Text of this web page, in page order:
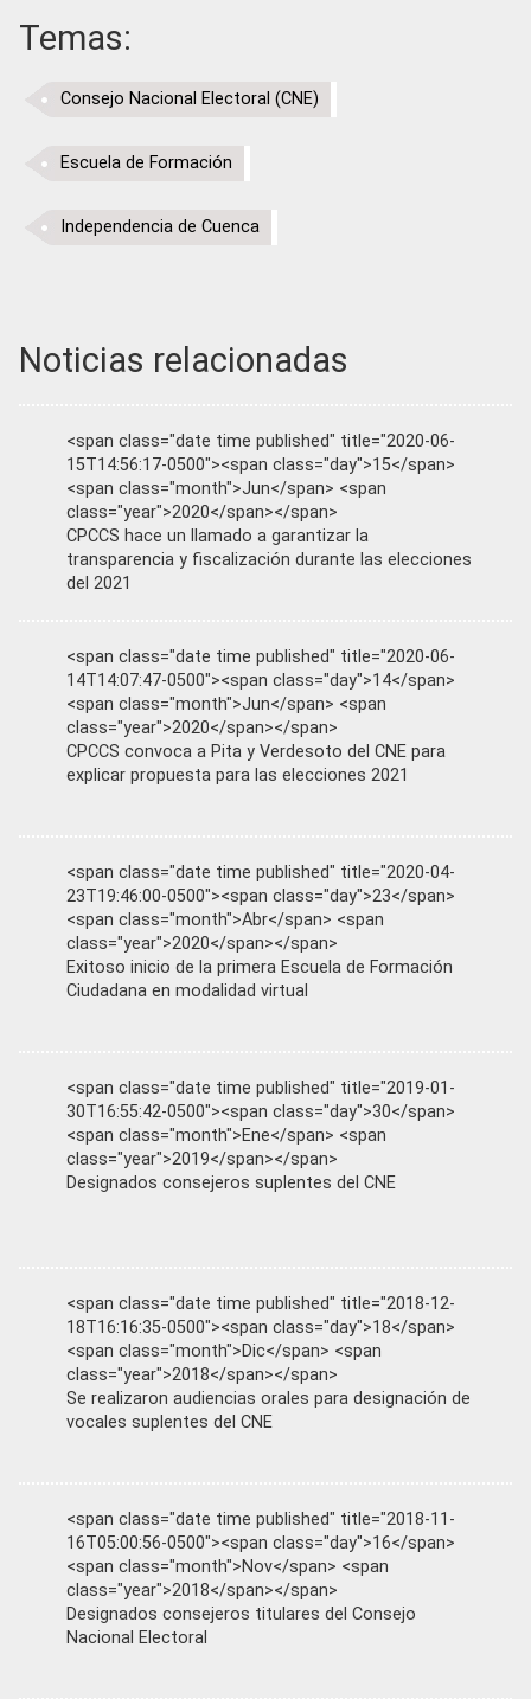
Temas:
Consejo Nacional Electoral (CNE)
Escuela de Formación
Independencia de Cuenca
Noticias relacionadas
<span class="date time published" title="2020-06-
15T14:56:17-0500"><span class="day">15</span>
<span class="month">Jun</span> <span
class="year">2020</span></span>
CPCCS hace un llamado a garantizar la
transparencia y fiscalización durante las elecciones
del 2021
<span class="date time published" title="2020-06-
14T14:07:47-0500"><span class="day">14</span>
<span class="month">Jun</span> <span
class="year">2020</span></span>
CPCCS convoca a Pita y Verdesoto del CNE para
explicar propuesta para las elecciones 2021
<span class="date time published" title="2020-04-
23T19:46:00-0500"><span class="day">23</span>
<span class="month">Abr</span> <span
class="year">2020</span></span>
Exitoso inicio de la primera Escuela de Formación
Ciudadana en modalidad virtual
<span class="date time published" title="2019-01-
30T16:55:42-0500"><span class="day">30</span>
<span class="month">Ene</span> <span
class="year">2019</span></span>
Designados consejeros suplentes del CNE
<span class="date time published" title="2018-12-
18T16:16:35-0500"><span class="day">18</span>
<span class="month">Dic</span> <span
class="year">2018</span></span>
Se realizaron audiencias orales para designación de
vocales suplentes del CNE
<span class="date time published" title="2018-11-
16T05:00:56-0500"><span class="day">16</span>
<span class="month">Nov</span> <span
class="year">2018</span></span>
Designados consejeros titulares del Consejo
Nacional Electoral